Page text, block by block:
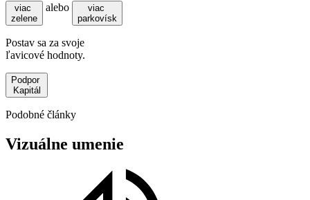
viac
zelene
alebo
viac
parkovísk
Postav sa za svoje
ľavicové hodnoty.
Podpor
Kapitál
Podobné články
Vizuálne umenie